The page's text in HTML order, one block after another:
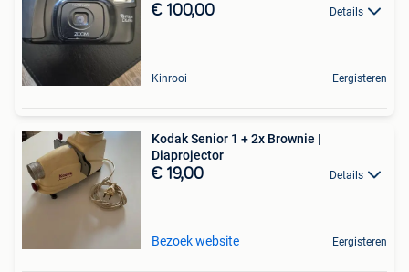
€ 100,00 Details
Kinrooi Eergisteren
Kodak Senior 1 + 2x Brownie |
Diaprojector
€ 19,00 Details
Bezoek website Eergisteren